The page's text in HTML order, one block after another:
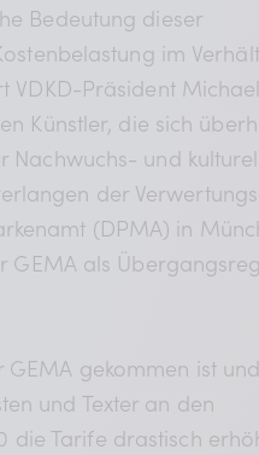
Bedeutung dieser
im
Präsident Michael
Künstler, die sich
Nachwuchs- und
der
(DPMA) in
GEMA als
gekommen ist
und Texter an den
die Tarife drastisch